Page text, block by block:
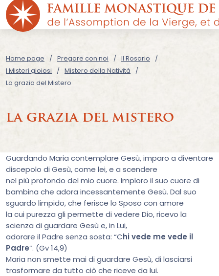
Home page Pregare con noi
Il Rosario
I Misteri gioiosi
Mistero della Natività
La grazia del Mistero
la grazia del mistero
Guardando Maria contemplare Gesù, imparo a diventare
discepolo di Gesù, come lei, e a scendere
nel più profondo del mio cuore. Imploro il suo cuore di
bambina che adora incessantemente Gesù. Dal suo
sguardo limpido, che ferisce lo Sposo con amore
la cui purezza gli permette di vedere Dio, ricevo la
scienza di guardare Gesù e, in Lui,
adorare il Padre senza sosta: “Chi vede me vede il
Padre”. (Gv 14,9)
Maria non smette mai di guardare Gesù, di lasciarsi
trasformare da tutto ciò che riceve da lui.